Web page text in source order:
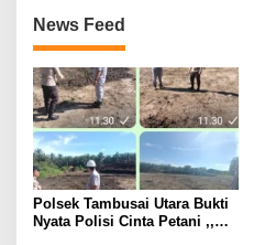
News Feed
Polsek Tambusai Utara Bukti
Nyata Polisi Cinta Petani ,,